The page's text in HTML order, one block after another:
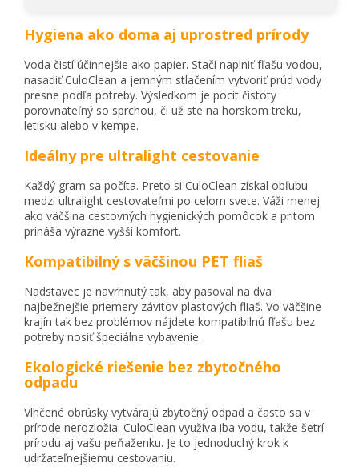
Hygiena ako doma aj uprostred prírody
Voda čistí účinnejšie ako papier. Stačí naplniť fľašu vodou,
nasadiť CuloClean a jemným stlačením vytvoriť prúd vody
presne podľa potreby. Výsledkom je pocit čistoty
porovnateľný so sprchou, či už ste na horskom treku,
letisku alebo v kempe.
Ideálny pre ultralight cestovanie
Každý gram sa počíta. Preto si CuloClean získal obľubu
medzi ultralight cestovateľmi po celom svete. Váži menej
ako väčšina cestovných hygienických pomôcok a pritom
prináša výrazne vyšší komfort.
Kompatibilný s väčšinou PET fliaš
Nadstavec je navrhnutý tak, aby pasoval na dva
najbežnejšie priemery závitov plastových fliaš. Vo väčšine
krajín tak bez problémov nájdete kompatibilnú fľašu bez
potreby nosiť špeciálne vybavenie.
Ekologické riešenie bez zbytočného
odpadu
Vlhčené obrúsky vytvárajú zbytočný odpad a často sa v
prírode nerozložia. CuloClean využíva iba vodu, takže šetrí
prírodu aj vašu peňaženku. Je to jednoduchý krok k
udržateľnejšiemu cestovaniu.